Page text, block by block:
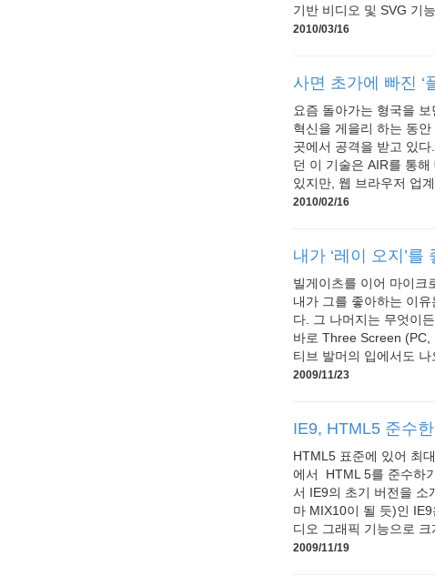
기반 비디오 및 SVG 기
2010/03/16
사면 초가에 빠진 ‘
요즘 돌아가는 형국을
혁신을 게을리 하는 동
곳에서 공격을 받고 있
던 이 기술은 AIR를 통
있지만, 웹 브라우저 업
2010/02/16
내가 ‘레이 오지’를
빌게이츠를 이어 마이크
내가 그를 좋아하는 이
다. 그 나머지는 무엇이
바로 Three Screen
티브 발머의 입에서도 나
2009/11/23
IE9, HTML5 준수
HTML5 표준에 있어 최
에서 HTML 5를 준수하
서 IE9의 초기 버전을 소
마 MIX10이 될 듯)인
디오 그래픽 기능으로 크
2009/11/19